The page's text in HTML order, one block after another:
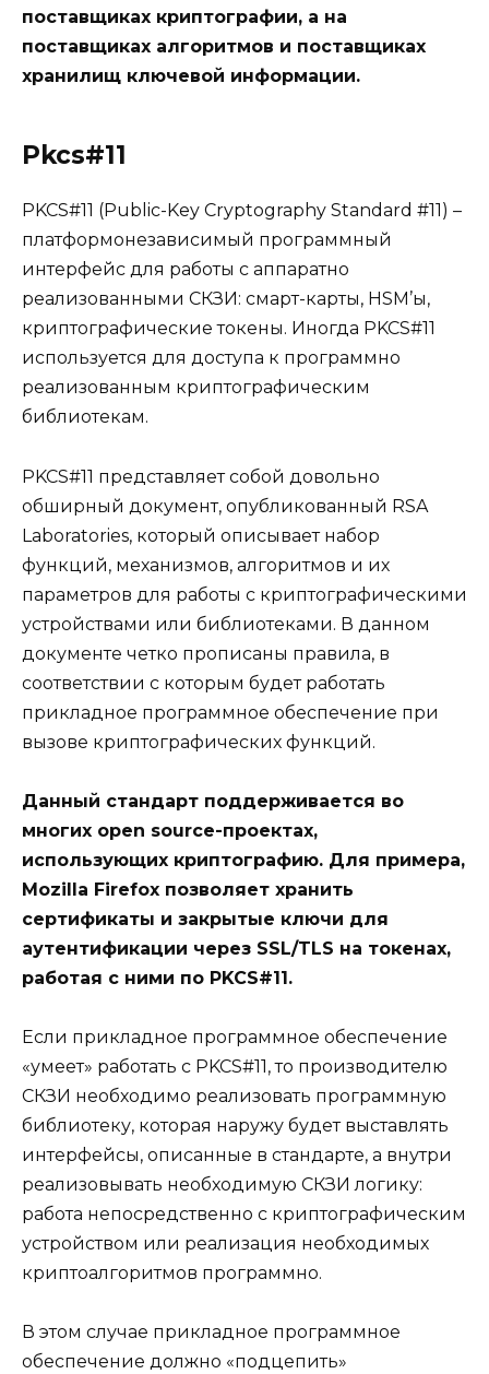
поставщиках криптографии, а на
поставщиках алгоритмов и поставщиках
хранилищ ключевой информации.
Pkcs#11
PKCS#11 (Public-Key Cryptography Standard #11) –
платформонезависимый программный
интерфейс для работы с аппаратно
реализованными СКЗИ: смарт-карты, HSM’ы,
криптографические токены. Иногда PKCS#11
используется для доступа к программно
реализованным криптографическим
библиотекам.
PKCS#11 представляет собой довольно
обширный документ, опубликованный RSA
Laboratories, который описывает набор
функций, механизмов, алгоритмов и их
параметров для работы с криптографическими
устройствами или библиотеками. В данном
документе четко прописаны правила, в
соответствии с которым будет работать
прикладное программное обеспечение при
вызове криптографических функций.
Данный стандарт поддерживается во
многих open source-проектах,
использующих криптографию. Для примера,
Mozilla Firefox позволяет хранить
сертификаты и закрытые ключи для
аутентификации через SSL/TLS на токенах,
работая с ними по PKCS#11.
Если прикладное программное обеспечение
«умеет» работать с PKCS#11, то производителю
СКЗИ необходимо реализовать программную
библиотеку, которая наружу будет выставлять
интерфейсы, описанные в стандарте, а внутри
реализовывать необходимую СКЗИ логику:
работа непосредственно с криптографическим
устройством или реализация необходимых
криптоалгоритмов программно.
В этом случае прикладное программное
обеспечение должно «подцепить»